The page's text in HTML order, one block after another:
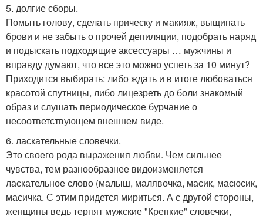
5. долгие сборы.
Помыть голову, сделать прическу и макияж, выщипать
брови и не забыть о прочей депиляции, подобрать наряд
и подыскать подходящие аксессуары … мужчины и
вправду думают, что все это можно успеть за 10 минут?
Приходится выбирать: либо ждать и в итоге любоваться
красотой спутницы, либо лицезреть до боли знакомый
образ и слушать периодическое бурчание о
несоответствующем внешнем виде.
6. ласкательные словечки.
Это своего рода выражения любви. Чем сильнее
чувства, тем разнообразнее видоизменяется
ласкательное слово (малыш, малявочка, масик, масюсик,
масичка. С этим придется мириться. А с другой стороны,
женщины ведь терпят мужские "Крепкие" словечки,